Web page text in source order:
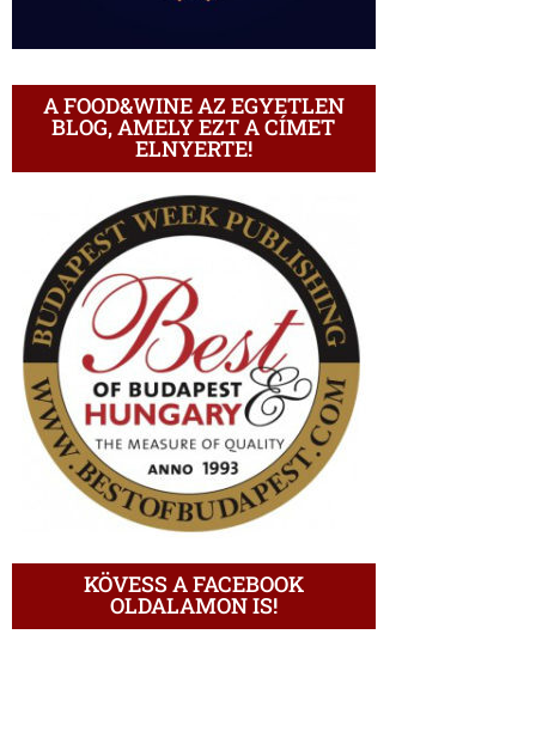
A FOOD&WINE AZ EGYETLEN
BLOG, AMELY EZT A CÍMET
ELNYERTE!
KÖVESS A FACEBOOK
OLDALAMON IS!